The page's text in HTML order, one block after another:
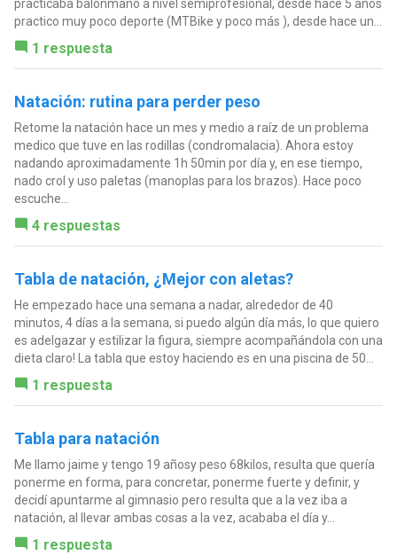
practicaba balonmano a nivel semiprofesional, desde hace 5 años
practico muy poco deporte (MTBike y poco más ), desde hace un...
1 respuesta
Natación: rutina para perder peso
Retome la natación hace un mes y medio a raíz de un problema
medico que tuve en las rodillas (condromalacia). Ahora estoy
nadando aproximadamente 1h 50min por día y, en ese tiempo,
nado crol y uso paletas (manoplas para los brazos). Hace poco
escuche...
4 respuestas
Tabla de natación, ¿Mejor con aletas?
He empezado hace una semana a nadar, alrededor de 40
minutos, 4 días a la semana, si puedo algún día más, lo que quiero
es adelgazar y estilizar la figura, siempre acompañándola con una
dieta claro! La tabla que estoy haciendo es en una piscina de 50...
1 respuesta
Tabla para natación
Me llamo jaime y tengo 19 añosy peso 68kilos, resulta que quería
ponerme en forma, para concretar, ponerme fuerte y definir, y
decidí apuntarme al gimnasio pero resulta que a la vez iba a
natación, al llevar ambas cosas a la vez, acababa el día y...
1 respuesta